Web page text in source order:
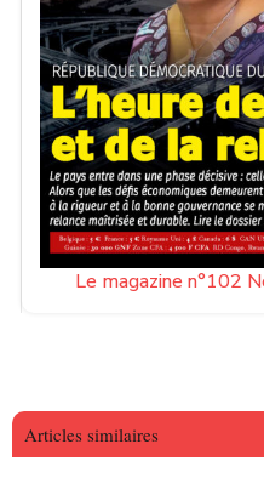
Le magazine n°102
Articles similaires